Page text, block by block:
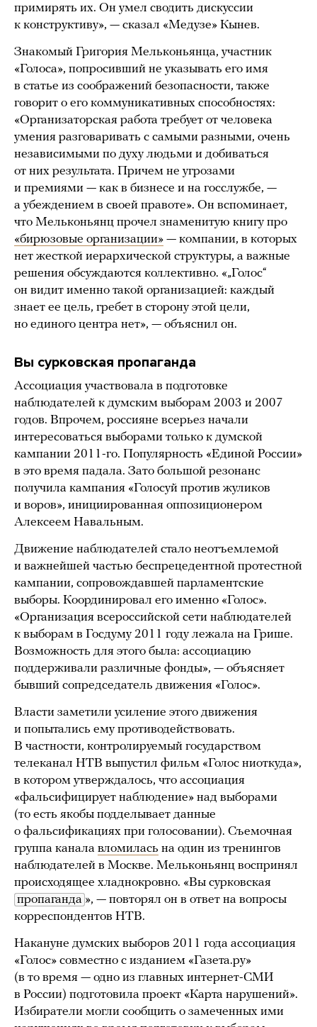
примирять их. Он умел сводить дискуссии
к конструктиву», — сказал «Медузе» Кынев.
Знакомый Григория Мельконьянца, участник
«Голоса», попросивший не указывать его имя
в статье из соображений безопасности, также
говорит о его коммуникативных способностях:
«Организаторская работа требует от человека
умения разговаривать с самыми разными, очень
независимыми по духу людьми и добиваться
от них результата. Причем не угрозами
и премиями — как в бизнесе и на госслужбе, —
а убеждением в своей правоте». Он вспоминает,
что Мельконьянц прочел знаменитую книгу про
«бирюзовые организации» — компании, в которых
нет жесткой иерархической структуры, а важные
решения обсуждаются коллективно. «„Голос“
он видит именно такой организацией: каждый
знает ее цель, гребет в сторону этой цели,
но единого центра нет», — объяснил он.
Вы сурковская пропаганда
Ассоциация участвовала в подготовке
наблюдателей к думским выборам 2003 и 2007
годов. Впрочем, россияне всерьез начали
интересоваться выборами только к думской
кампании 2011-го. Популярность «Единой России»
в это время падала. Зато большой резонанс
получила кампания «Голосуй против жуликов
и воров», инициированная оппозиционером
Алексеем Навальным.
Движение наблюдателей стало неотъемлемой
и важнейшей частью беспрецедентной протестной
кампании, сопровождавшей парламентские
выборы. Координировал его именно «Голос».
«Организация всероссийской сети наблюдателей
к выборам в Госдуму 2011 году лежала на Грише.
Возможность для этого была: ассоциацию
поддерживали различные фонды», — объясняет
бывший сопредседатель движения «Голос».
Власти заметили усиление этого движения
и попытались ему противодействовать.
В частности, контролируемый государством
телеканал НТВ выпустил фильм «Голос ниоткуда»,
в котором утверждалось, что ассоциация
«фальсифицирует наблюдение» над выборами
(то есть якобы подделывает данные
о фальсификациях при голосовании). Съемочная
группа канала вломилась на один из тренингов
наблюдателей в Москве. Мельконьянц воспринял
происходящее хладнокровно. «Вы сурковская
пропаганда », — повторял он в ответ на вопросы
корреспондентов НТВ.
Накануне думских выборов 2011 года ассоциация
«Голос» совместно с изданием «Газета.ру»
(в то время — одно из главных интернет-СМИ
в России) подготовила проект «Карта нарушений».
Избиратели могли сообщить о замеченных ими